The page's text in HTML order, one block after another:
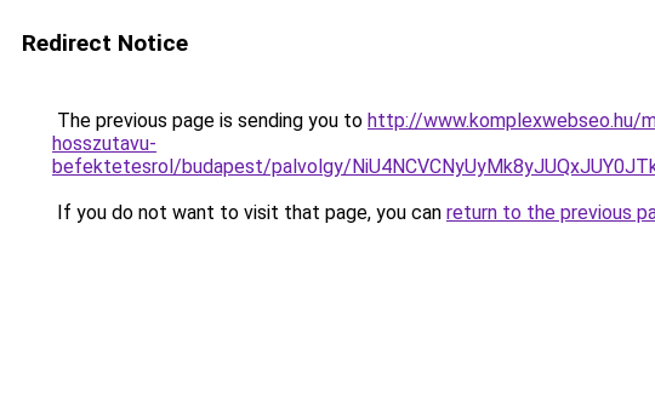
Redirect Notice
The previous page is sending you to http://www.komplexwebseo.hu/
hosszutavu-
befektetesrol/budapest/palvolgy/
If you do not want to visit that page, you can return to the previous